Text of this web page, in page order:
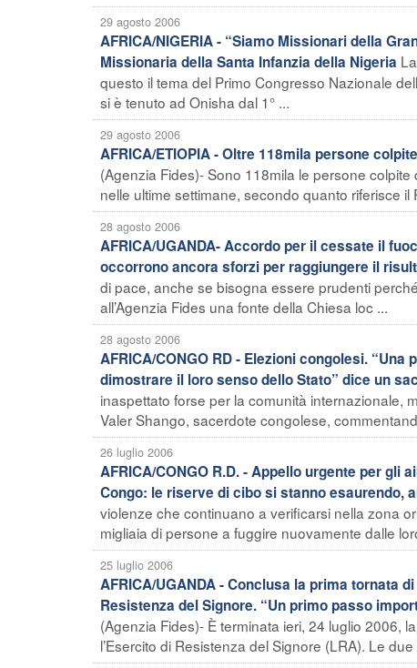
29 agosto 2006
AFRICA/NIGERIA - “Siamo Missionari della
Missionaria della Santa Infanzia della Nigeria
questo il tema del Primo Congresso Nazionale
si è tenuto ad Onisha dal 1° ...
29 agosto 2006
AFRICA/ETIOPIA - Oltre 118mila persone
(Agenzia Fides)- Sono 118mila le persone
nelle ultime settimane, secondo quanto riferisce
28 agosto 2006
AFRICA/UGANDA- Accordo per il cessate il
occorrono ancora sforzi per raggiungere il
di pace, anche se bisogna essere prudenti
all’Agenzia Fides una fonte della Chiesa loc ...
28 agosto 2006
AFRICA/CONGO RD - Elezioni congolesi.
dimostrare il loro senso dello Stato” dice un
inaspettato forse per la comunità internazionale,
Valer Shango, sacerdote congolese,
26 luglio 2006
AFRICA/CONGO R.D. - Appello urgente per
Congo: le riserve di cibo si stanno esaurendo,
violenze che continuano a verificarsi nella zona
migliaia di persone a fuggire nuovamente dalle
25 luglio 2006
AFRICA/UGANDA - Conclusa la prima tornata
Resistenza del Signore. “Un primo passo
(Agenzia Fides)- È terminata ieri, 24 luglio 2006,
l’Esercito di Resistenza del Signore (LRA). Le